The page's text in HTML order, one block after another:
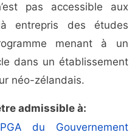
pas accessible aux
entrepris des études
menant à un
dans un établissement
néo-zélandais.
admissible à:
du Gouvernement